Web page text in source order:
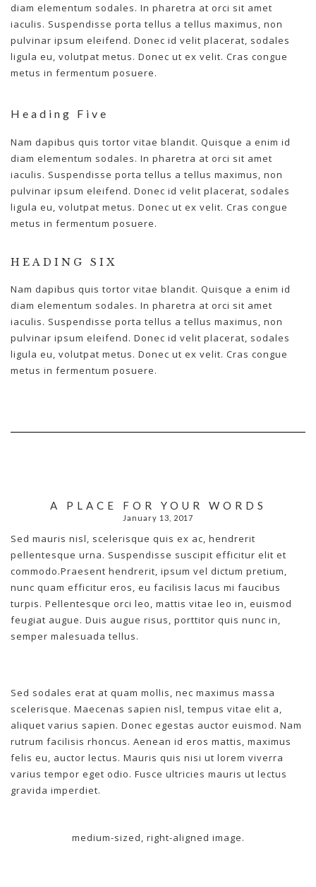
diam elementum sodales. In pharetra at orci sit amet
iaculis. Suspendisse porta tellus a tellus maximus, non
pulvinar ipsum eleifend. Donec id velit placerat, sodales
ligula eu, volutpat metus. Donec ut ex velit. Cras congue
metus in fermentum posuere.
Heading Five
Nam dapibus quis tortor vitae blandit. Quisque a enim id
diam elementum sodales. In pharetra at orci sit amet
iaculis. Suspendisse porta tellus a tellus maximus, non
pulvinar ipsum eleifend. Donec id velit placerat, sodales
ligula eu, volutpat metus. Donec ut ex velit. Cras congue
metus in fermentum posuere.
HEADING SIX
Nam dapibus quis tortor vitae blandit. Quisque a enim id
diam elementum sodales. In pharetra at orci sit amet
iaculis. Suspendisse porta tellus a tellus maximus, non
pulvinar ipsum eleifend. Donec id velit placerat, sodales
ligula eu, volutpat metus. Donec ut ex velit. Cras congue
metus in fermentum posuere.
A PLACE FOR YOUR WORDS
January 13, 2017
Sed mauris nisl, scelerisque quis ex ac, hendrerit
pellentesque urna. Suspendisse suscipit efficitur elit et
commodo.Praesent hendrerit, ipsum vel dictum pretium,
nunc quam efficitur eros, eu facilisis lacus mi faucibus
turpis. Pellentesque orci leo, mattis vitae leo in, euismod
feugiat augue. Duis augue risus, porttitor quis nunc in,
semper malesuada tellus.
Sed sodales erat at quam mollis, nec maximus massa
scelerisque. Maecenas sapien nisl, tempus vitae elit a,
aliquet varius sapien. Donec egestas auctor euismod. Nam
rutrum facilisis rhoncus. Aenean id eros mattis, maximus
felis eu, auctor lectus. Mauris quis nisi ut lorem viverra
varius tempor eget odio. Fusce ultricies mauris ut lectus
gravida imperdiet.
medium-sized, right-aligned image.